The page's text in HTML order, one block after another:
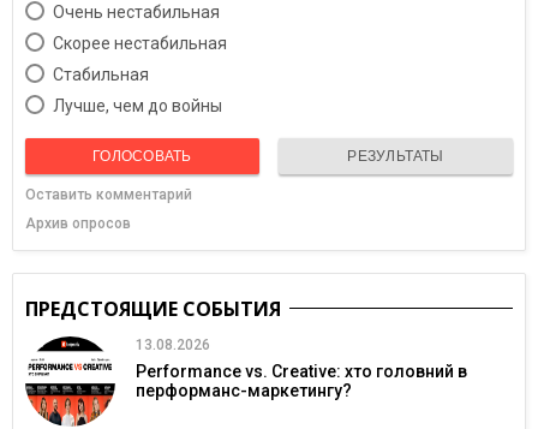
Очень нестабильная
Скорее нестабильная
Cтабильная
Лучше, чем до войны
ГОЛОСОВАТЬ РЕЗУЛЬТАТЫ
Оставить комментарий
Архив опросов
ПРЕДСТОЯЩИЕ СОБЫТИЯ
13.08.2026
Performance vs. Creative: хто головний в
перформанс-маркетингу?